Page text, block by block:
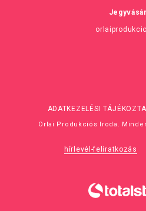
ADATKEZELÉSI
Orlai Produkciós Iroda.
hírlevél-feliratkozás